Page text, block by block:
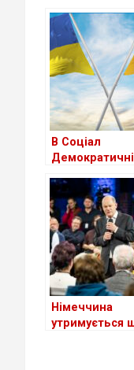
В Соціал
спростовують
наміри
“заморозити”
в Україні
Німеччина
утримується